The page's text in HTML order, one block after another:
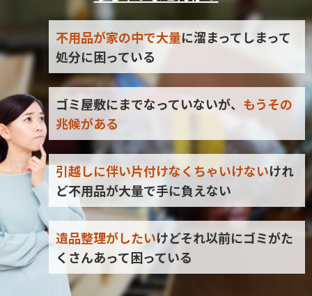
不用品が家の中で大量に溜まってしまって
処分に困っている
ゴミ屋敷にまでなっていないが、 もうその
兆候がある
引越しに伴い片付けなくちゃいけないけれ
ど不用品が大量で手に負えない
遺品整理がしたいけどそれ以前にゴミがた
くさんあって困っている